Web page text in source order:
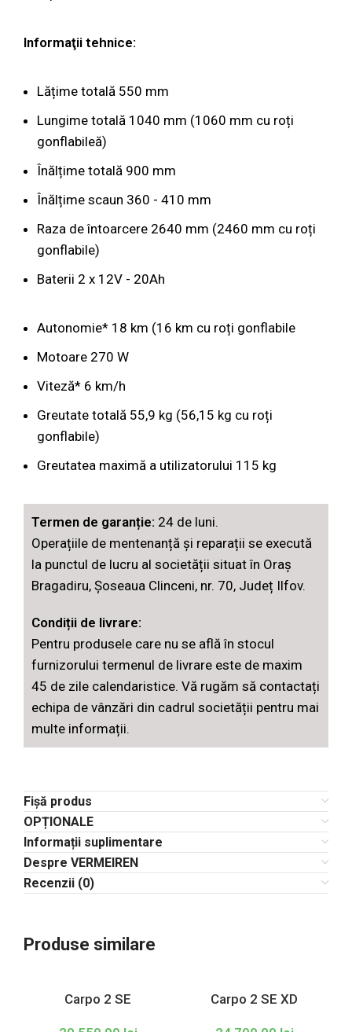
Informaţii tehnice:
Lățime totală 550 mm
Lungime totală 1040 mm (1060 mm cu roți
gonflabileă)
Înălțime totală 900 mm
Înălțime scaun 360 - 410 mm
Raza de întoarcere 2640 mm (2460 mm cu roți
gonflabile)
Baterii 2 x 12V - 20Ah
Autonomie* 18 km (16 km cu roți gonflabile
Motoare 270 W
Viteză* 6 km/h
Greutate totală 55,9 kg (56,15 kg cu roți
gonflabile)
Greutatea maximă a utilizatorului 115 kg
Termen de garanție: 24 de luni.
Operațiile de mentenanță și reparații se execută
la punctul de lucru al societății situat în Oraș
Bragadiru, Șoseaua Clinceni, nr. 70, Județ Ilfov.
Condiții de livrare:
Pentru produsele care nu se află în stocul
furnizorului termenul de livrare este de maxim
45 de zile calendaristice. Vă rugăm să contactați
echipa de vânzări din cadrul societății pentru mai
multe informații.
Fișă produs
OPȚIONALE
Informații suplimentare
Despre VERMEIREN
Recenzii (0)
Produse similare
Carpo 2 SE Carpo 2 SE XD